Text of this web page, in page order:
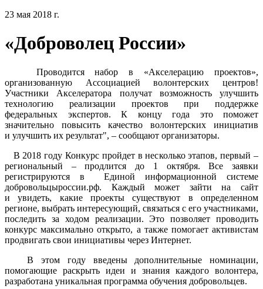
23 мая 2018 г.
«Доброволец России»
Проводится набор в «Акселерацию проектов»,
организованную Ассоциацией волонтерских центров!
Участники Акселератора получат возможность улучшить
технологию реализации проектов при поддержке
федеральных экспертов. К концу года это поможет
значительно повысить качество волонтерских инициатив
и улучшить их результат", – сообщают организаторы.
В 2018 году Конкурс пройдет в несколько этапов, первый –
региональный – продлится до 1 октября. Все заявки
регистрируются в Единой информационной системе
добровольцыроссии.рф. Каждый может зайти на сайт
и увидеть, какие проекты существуют в определенном
регионе, выбрать интересующий, связаться с его участниками,
последить за ходом реализации. Это позволяет проводить
конкурс максимально открыто, а также помогает активистам
продвигать свои инициативы через Интернет.
В этом году введены дополнительные номинации,
помогающие раскрыть идеи и знания каждого волонтера,
разработана уникальная программа обучения добровольцев.